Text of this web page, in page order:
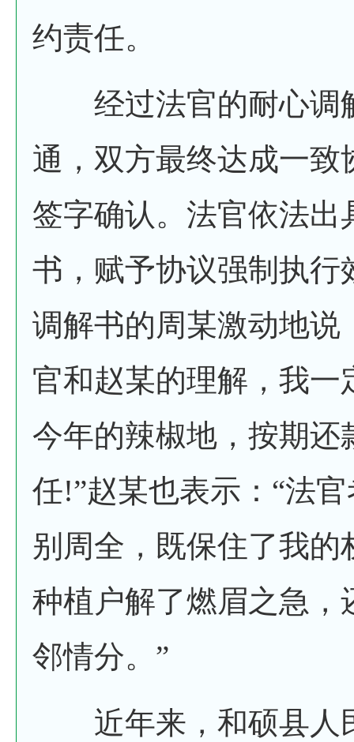
约责任。
经过法官的耐心调
通，双方最终达成一致
签字确认。法官依法出
书，赋予协议强制执行
调解书的周某激动地说
官和赵某的理解，我一
今年的辣椒地，按期还
任!”赵某也表示：“法
别周全，既保住了我的
种植户解了燃眉之急，
邻情分。”
近年来，和硕县人